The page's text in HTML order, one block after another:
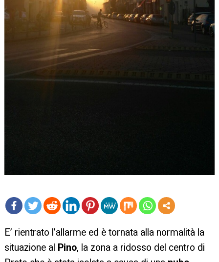
re
E’ rientrato l’allarme ed è tornata alla normalità la
situazione al Pino, la zona a ridosso del centro di